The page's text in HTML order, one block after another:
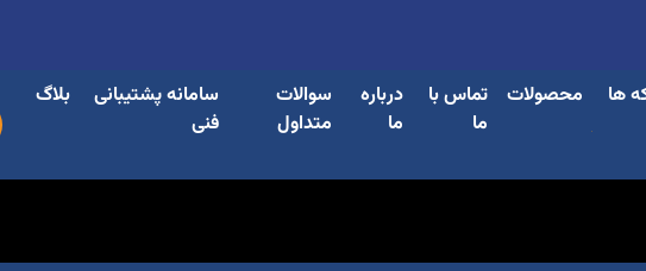
ها
محصولات
تماس با
ما
درباره
ما
سوالات
متداول
سامانه پشتیبانی
فنی
بلاگ